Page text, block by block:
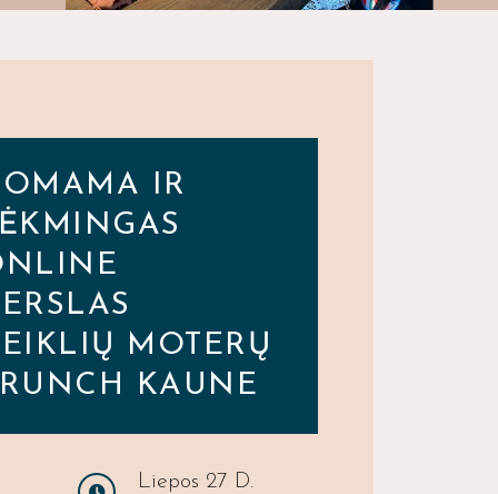
IR
MOTERŲ
KAUNE
Liepos 27 D.